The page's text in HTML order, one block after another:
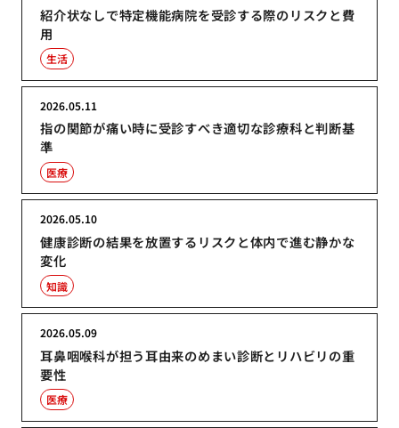
紹介状なしで特定機能病院を受診する際のリスクと費
用
生活
指の関節が痛い時に受診すべき適切な診療科と判断基
準
2026.05.11
医療
健康診断の結果を放置するリスクと体内で進む静かな
変化
2026.05.10
知識
耳鼻咽喉科が担う耳由来のめまい診断とリハビリの重
要性
2026.05.09
医療